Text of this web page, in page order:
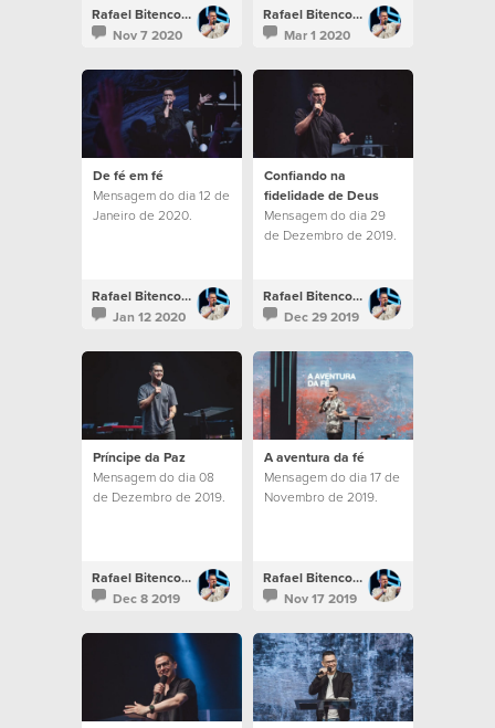
Rafael Bitencourt
Nov 7 2020
Rafael Bitencourt
Mar 1 2020
De fé em fé
Mensagem do dia 12 de
Janeiro de 2020.
Rafael Bitencourt
Jan 12 2020
Confiando na
fidelidade de Deus
Mensagem do dia 29
de Dezembro de 2019.
Rafael Bitencourt
Dec 29 2019
Príncipe da Paz
Mensagem do dia 08
de Dezembro de 2019.
Rafael Bitencourt
Dec 8 2019
A aventura da fé
Mensagem do dia 17 de
Novembro de 2019.
Rafael Bitencourt
Nov 17 2019